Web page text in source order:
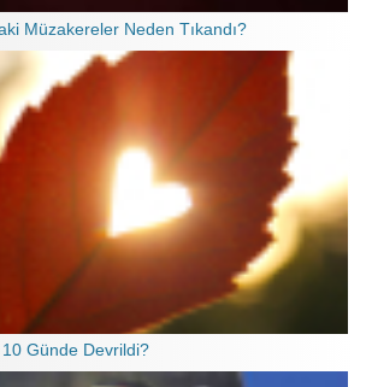
Müzakereler Neden Tıkandı?
Günde Devrildi?